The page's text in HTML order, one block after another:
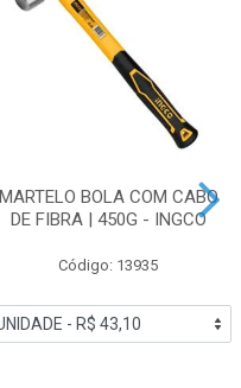
MARTELO BOLA COM CABO
DE FIBRA | 450G - INGCO
Código: 13935